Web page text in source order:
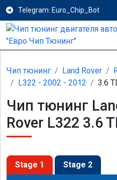
Telegram: Euro_Chip_Bot
Чип тюнинг Land Rover
L322 - 2002 - 2012
3.6
Чип тюнинг
Rover L322 3.6
Stage 1 Stage 2